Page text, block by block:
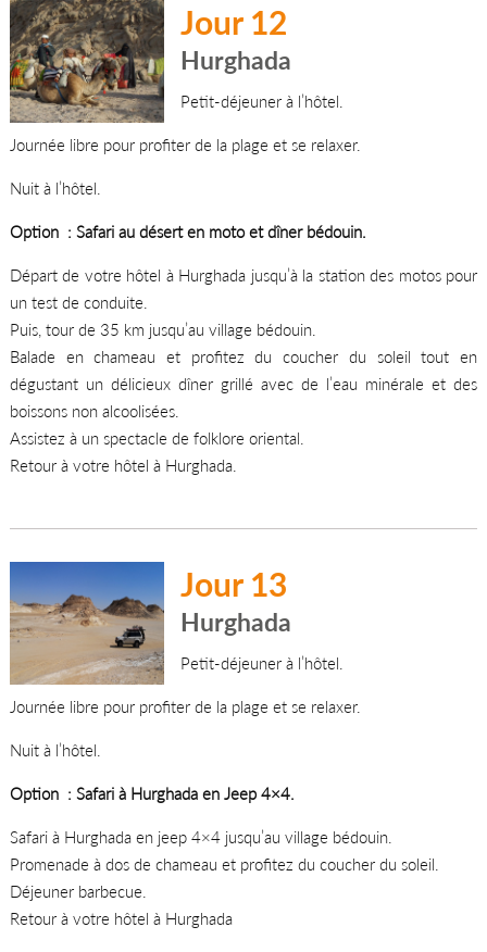
Jour 12
Hurghada
Petit-déjeuner à l’hôtel.
Journée libre pour profiter de la plage et se relaxer.
Nuit à l’hôtel.
Option : Safari au désert en moto et dîner bédouin.
Départ de votre hôtel à Hurghada jusqu’à la station des motos pour
un test de conduite.
Puis, tour de 35 km jusqu’au village bédouin.
Balade en chameau et profitez du coucher du soleil tout en
dégustant un délicieux dîner grillé avec de l’eau minérale et des
boissons non alcoolisées.
Assistez à un spectacle de folklore oriental.
Retour à votre hôtel à Hurghada.
Jour 13
Hurghada
Petit-déjeuner à l’hôtel.
Journée libre pour profiter de la plage et se relaxer.
Nuit à l’hôtel.
Option : Safari à Hurghada en Jeep 4×4.
Safari à Hurghada en jeep 4×4 jusqu’au village bédouin.
Promenade à dos de chameau et profitez du coucher du soleil.
Déjeuner barbecue.
Retour à votre hôtel à Hurghada